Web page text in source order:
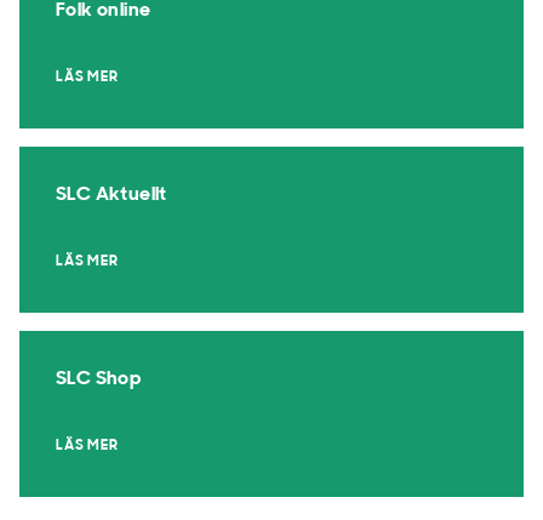
Folk online
LÄS MER
SLC Aktuellt
LÄS MER
SLC Shop
LÄS MER